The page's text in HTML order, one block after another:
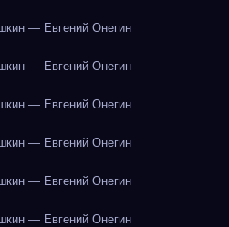
— Евгений Онегин
— Евгений Онегин
— Евгений Онегин
— Евгений Онегин
— Евгений Онегин
— Евгений Онегин